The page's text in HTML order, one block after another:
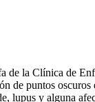
la Clínica de
de puntos
lupus y alguna